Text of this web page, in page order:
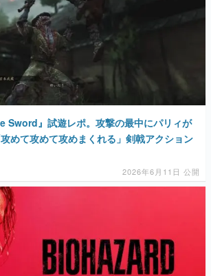
Sword』試遊レポ。攻撃の最中にパリィが
めて攻めて攻めまくれる」剣戟アクション
2026年6月11日 公開